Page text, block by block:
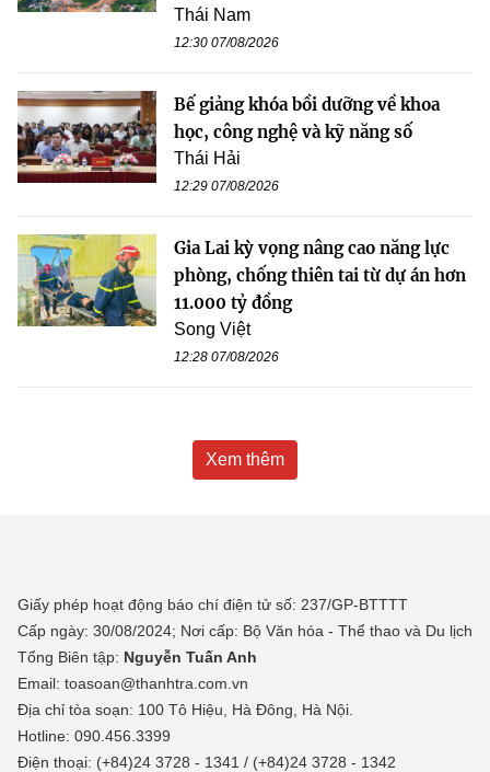
Thái Nam
12:30 07/08/2026
Bế giảng khóa bồi dưỡng về khoa
học, công nghệ và kỹ năng số
Thái Hải
12:29 07/08/2026
Gia Lai kỳ vọng nâng cao năng lực
phòng, chống thiên tai từ dự án hơn
11.000 tỷ đồng
Song Việt
12:28 07/08/2026
Xem thêm
Giấy phép hoạt động báo chí điện tử số: 237/GP-BTTTT
Cấp ngày: 30/08/2024; Nơi cấp: Bộ Văn hóa - Thể thao và Du lịch
Tổng Biên tập: Nguyễn Tuấn Anh
Email: toasoan@thanhtra.com.vn
Địa chỉ tòa soạn: 100 Tô Hiệu, Hà Đông, Hà Nội.
Hotline: 090.456.3399
Điện thoại: (+84)24 3728 - 1341 / (+84)24 3728 - 1342